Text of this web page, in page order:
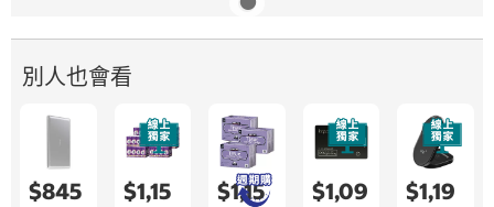
別人也會看
$845
$1,15
$1,15
$1,09
$1,19